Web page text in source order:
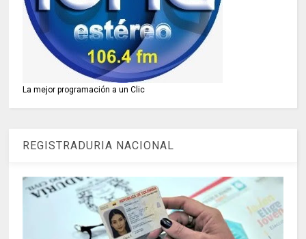
La mejor programación a un Clic
REGISTRADURIA NACIONAL